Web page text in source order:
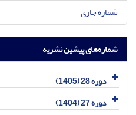
شماره جاری
شماره‌های پیشین نشریه
دوره 28 (1405)
دوره 27 (1404)